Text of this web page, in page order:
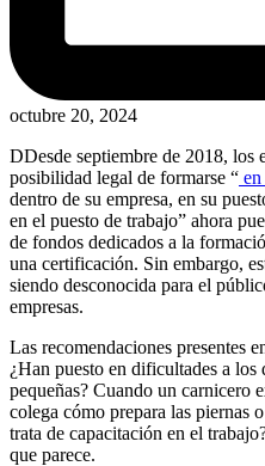
octubre 20, 2024
DDesde septiembre de 2018, los
posibilidad legal de formarse “
dentro de su empresa, en su
en el puesto de trabajo” ahora
de fondos dedicados a la
una certificación. Sin embargo,
siendo desconocida para el
empresas.
Las recomendaciones presentes
¿Han puesto en dificultades a
pequeñas? Cuando un carnicero
colega cómo prepara las piernas
trata de capacitación en el
que parece.